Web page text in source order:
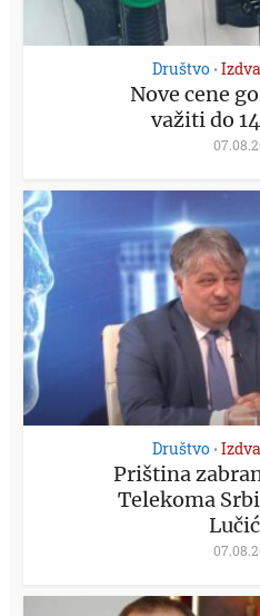
Društvo •
Nove cene
važiti do
Društvo •
Priština
Telekoma